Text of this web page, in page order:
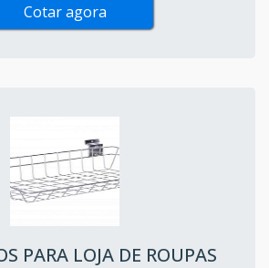
Cotar agora
PARA LOJA DE ROUPAS